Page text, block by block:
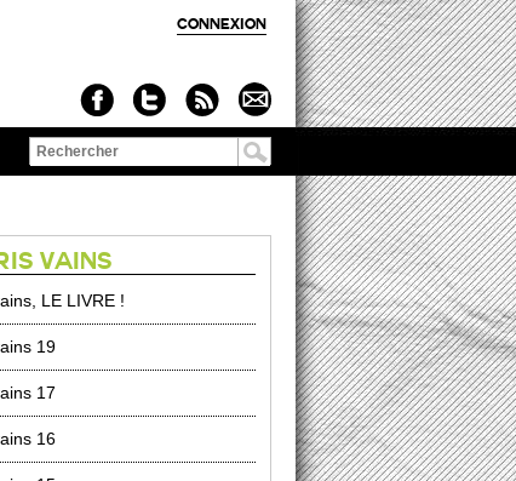
CONNEXION
Formulaire de
VAINS
LE LIVRE !
19
17
16